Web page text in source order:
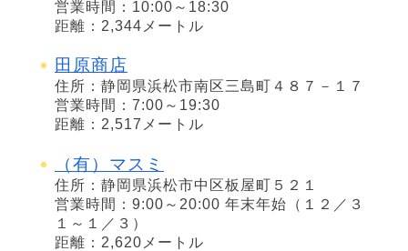
営業時間：10:00～18:30
距離：2,344メートル
田原商店
住所：静岡県浜松市南区三島町４８７－１７
営業時間：7:00～19:30
距離：2,517メートル
（有）マスミ
住所：静岡県浜松市中区板屋町５２１
営業時間：9:00～20:00 年末年始（１２／３
１～１／３）
距離：2,620メートル